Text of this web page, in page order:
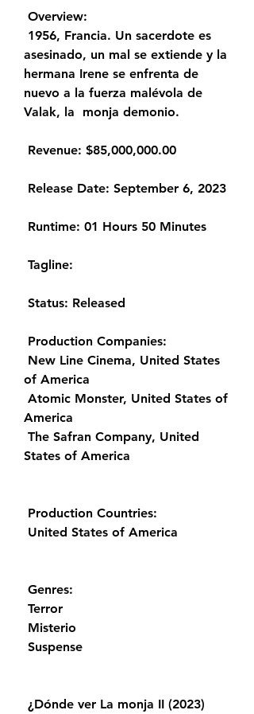
Overview:
asesinado, un mal se extiende y la
hermana Irene se enfrenta de
nuevo a la fuerza malévola de
Valak, la  monja demonio.
Revenue: $85,000,000.00
Release Date: September 6, 2023
Runtime: 01 Hours 50 Minutes
Tagline:
Status: Released
Production Companies:
of America
America
States of America
Production Countries:
United States of America
Genres:
Terror
Misterio
Suspense